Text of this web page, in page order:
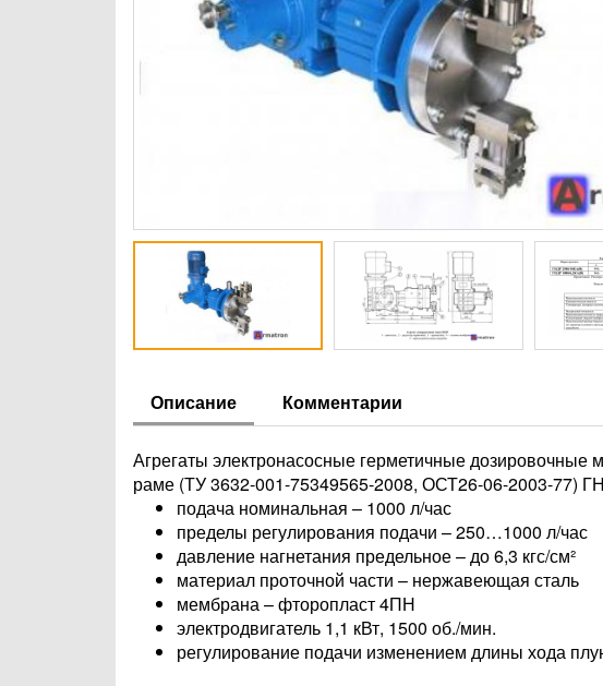
Описание Комментарии
Агрегаты электронасосные герметичные
раме (ТУ 3632-001-75349565-2008, ОСТ26-06-2003-77)
подача номинальная – 1000 л/час
пределы регулирования подачи – 250…1000 л/час
давление нагнетания предельное – до 6,3 кгс/см²
материал проточной части – нержавеющая сталь
мембрана – фторопласт 4ПН
электродвигатель 1,1 кВт, 1500 об./мин.
регулирование подачи изменением длины хода